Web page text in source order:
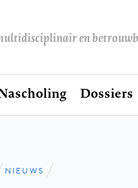
en
Dossiers
NIEUWS